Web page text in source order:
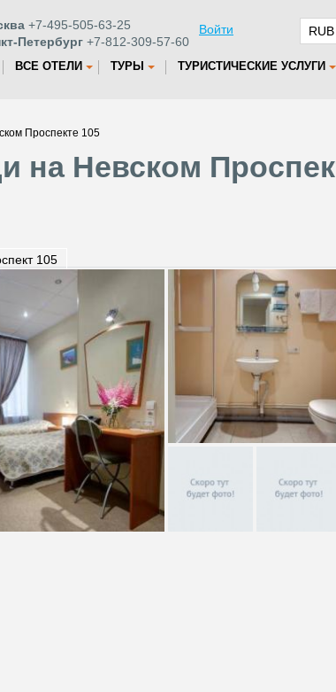
+7-495-505-63-25
Петербург +7-812-309-57-60
Войти
ВСЕ ОТЕЛИ ТУРЫ ТУРИСТИЧЕСКИЕ УСЛУГИ
Проспекте 105
на Невском
105